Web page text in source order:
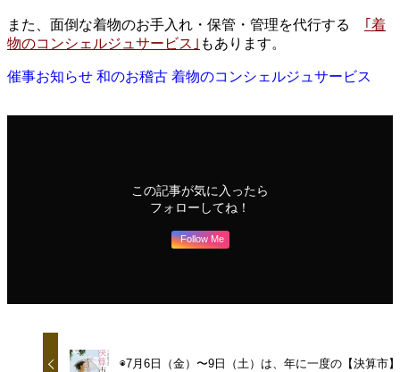
また、面倒な着物のお手入れ・保管・管理を代行する
｢着
物のコンシェルジュサービス｣ もあります。
催事お知らせ 和のお稽古 着物のコンシェルジュサービス
この記事が気に入ったら
フォローしてね！
Follow Me
◉7月6日（金）〜9日（土）は、年に一度の【決算市】